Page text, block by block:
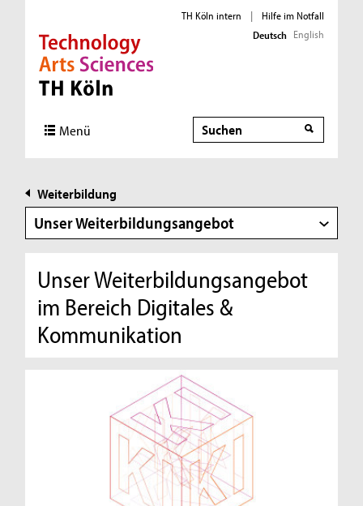
Direkt zur Hauptnavigation
Direkt zur Subnavigation
Direkt zum Inhalt
Direkt zum Fußbereich
TH Köln intern |
Hilfe im Notfall
Deutsch English
Menü Suche
Weiterbildung
Unser Weiterbildungsangebot
Unser Weiterbildungsangebot
im Bereich Digitales &
Kommunikation